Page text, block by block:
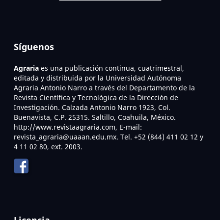
Síguenos
Agraria es una publicación continua, cuatrimestral,
editada y distribuida por la Universidad Autónoma
Agraria Antonio Narro a través del Departamento de la
Revista Científica y Tecnológica de la Dirección de
Investigación. Calzada Antonio Narro 1923, Col.
Buenavista, C.P. 25315. Saltillo, Coahuila, México.
http://www.revistaagraria.com, E-mail:
revista_agraria@uaaan.edu.mx. Tel. +52 (844) 411 02 12 y
4 11 02 80, ext. 2003.